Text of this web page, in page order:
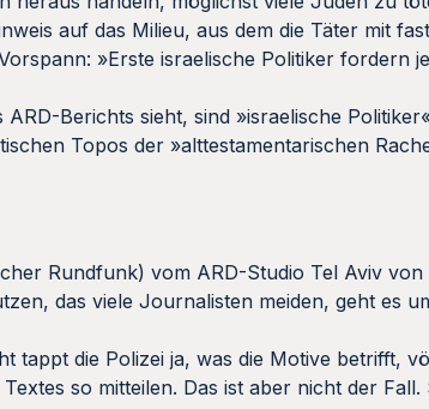
auf das Milieu, aus dem die Täter mit fast
»Erste israelische Politiker fordern
Berichts sieht, sind »israelische
Topos der »alttestamentarischen
Rundfunk) vom ARD-Studio Tel Aviv von
das viele Journalisten meiden, geht es
tappt die Polizei ja, was die Motive betrifft,
so mitteilen. Das ist aber nicht der Fall.